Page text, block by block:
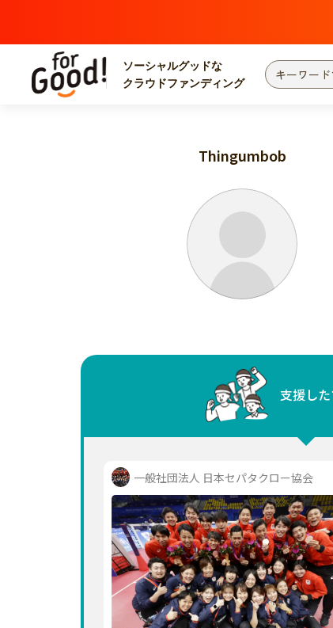
ソーシャルグッドな
クラウドファンディング
注目
国際協力
災害
北海道・東北
関東
中国
四国
九州・沖縄
Thingumbob
支援し
一般社団法人 日本セパタクロー協会